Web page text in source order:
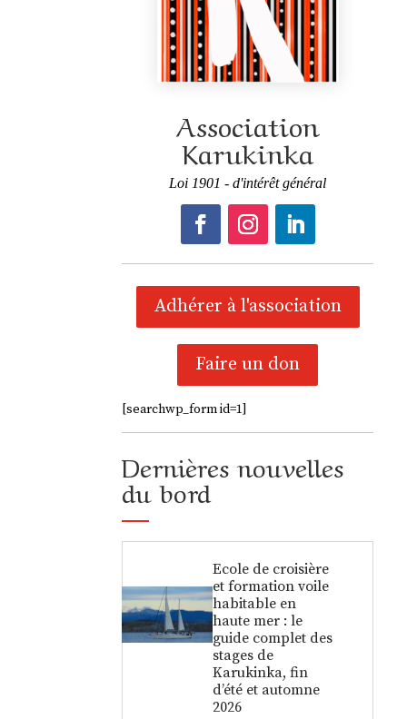
Association
Karukinka
Loi 1901 - d'intérêt général
Adhérer à l'association
Faire un don
[searchwp_form id=1]
Dernières nouvelles
du bord
Ecole de croisière
et formation voile
habitable en
haute mer : le
guide complet des
stages de
Karukinka, fin
d’été et automne
2026